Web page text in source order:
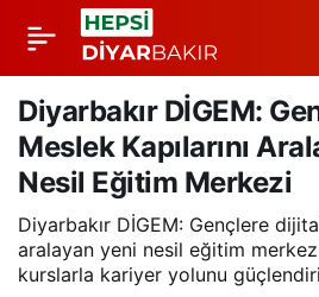
Diyarbakır DİGEM:
Meslek Kapılarını
Nesil Eğitim Merkezi
Diyarbakır DİGEM: Gençlere
aralayan yeni nesil eğitim
kurslarla kariyer yolunu
Dicle’de Sağlık
Çalışanlarından
Yaşlılar İçin
Farkındalık Yürüyüşü